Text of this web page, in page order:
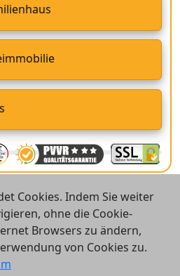
GmbH
Cookies. Indem Sie weiter
ohne die Cookie-
Browsers zu ändern,
von Cookies zu.